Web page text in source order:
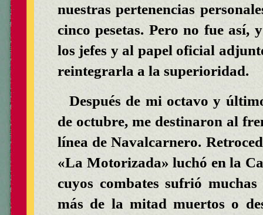
nuestras pertenencias
cinco pesetas. Pero no fue así,
los jefes y al papel oficial
reintegrarla a la superioridad.
Después de mi octavo y
de octubre, me destinaron al
línea de Navalcarnero.
«La Motorizada» luchó en la
cuyos combates sufrió
más de la mitad muertos o